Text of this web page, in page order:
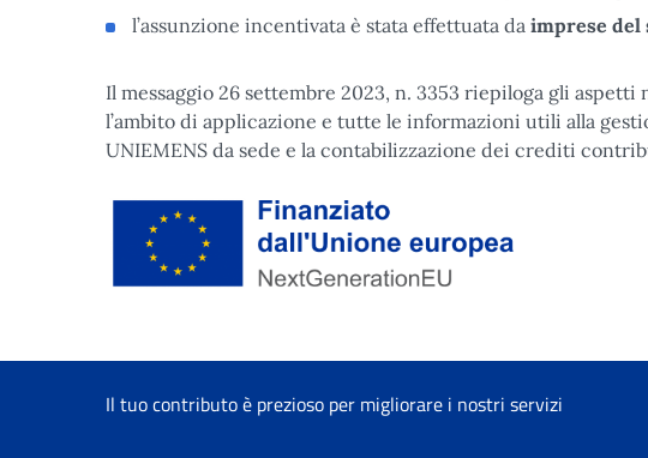
l’assunzione incentivata è stata effettuata da imprese del
Il messaggio 26 settembre 2023, n. 3353 riepiloga gli
l’ambito di applicazione e tutte le informazioni utili alla
UNIEMENS da sede e la contabilizzazione dei crediti
Finanziato dall'Unione Europea tramite Next Generation EU
Il tuo contributo è prezioso per migliorare i nostri servizi